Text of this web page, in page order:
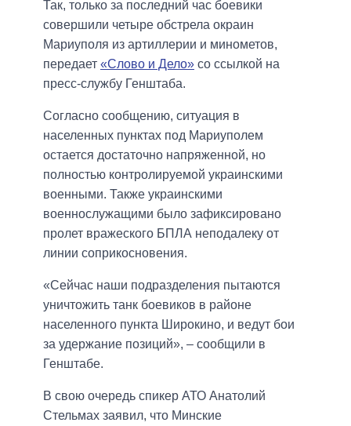
Так, только за последний час боевики
совершили четыре обстрела окраин
Мариуполя из артиллерии и минометов,
передает «Слово и Дело» со ссылкой на
пресс-службу Генштаба.
Согласно сообщению, ситуация в
населенных пунктах под Мариуполем
остается достаточно напряженной, но
полностью контролируемой украинскими
военными. Также украинскими
военнослужащими было зафиксировано
пролет вражеского БПЛА неподалеку от
линии соприкосновения.
«Сейчас наши подразделения пытаются
уничтожить танк боевиков в районе
населенного пункта Широкино, и ведут бои
за удержание позиций», – сообщили в
Генштабе.
В свою очередь спикер АТО Анатолий
Стельмах заявил, что Минские